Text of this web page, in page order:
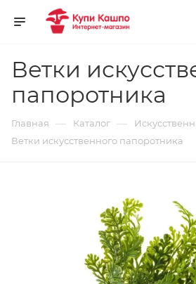
Ветки
папоротника
Главная — Каталог —
Ветки искусственного папоротника